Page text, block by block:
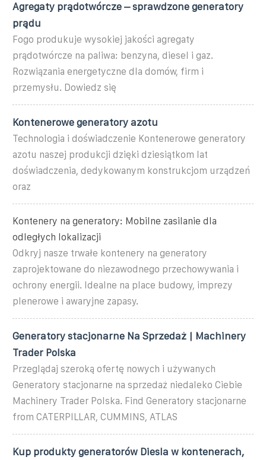
Agregaty prądotwórcze – sprawdzone generatory
prądu
Fogo produkuje wysokiej jakości agregaty
prądotwórcze na paliwa: benzyna, diesel i gaz.
Rozwiązania energetyczne dla domów, firm i
przemysłu. Dowiedz się
Kontenerowe generatory azotu
Technologia i doświadczenie Kontenerowe generatory
azotu naszej produkcji dzięki dziesiątkom lat
doświadczenia, dedykowanym konstrukcjom urządzeń
oraz
Kontenery na generatory: Mobilne zasilanie dla
odległych lokalizacji
Odkryj nasze trwałe kontenery na generatory
zaprojektowane do niezawodnego przechowywania i
ochrony energii. Idealne na place budowy, imprezy
plenerowe i awaryjne zapasy.
Generatory stacjonarne Na Sprzedaż | Machinery
Trader Polska
Przeglądaj szeroką ofertę nowych i używanych
Generatory stacjonarne na sprzedaż niedaleko Ciebie
Machinery Trader Polska. Find Generatory stacjonarne
from CATERPILLAR, CUMMINS, ATLAS
Kup produkty generatorów Diesla w kontenerach,